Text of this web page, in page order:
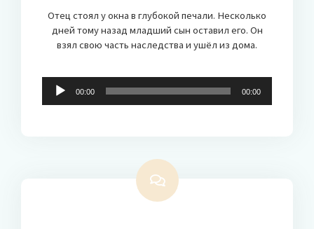
Отец стоял у окна в глубокой печали. Несколько
дней тому назад младший сын оставил его. Он
взял свою часть наследства и ушёл из дома.
Audio-
Player
00:00 00:00